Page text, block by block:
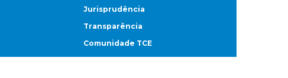
Jurisprudência
Transparência
Comunidade TCE